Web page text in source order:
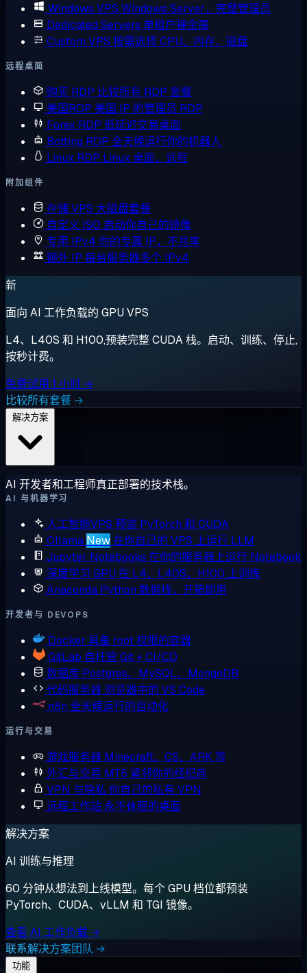
Windows VPS Windows Server，完整管理员
Dedicated Servers 单租户裸金属
Custom VPS 按需选择 CPU、内存、磁盘
远程桌面
购买 RDP 比较所有 RDP 套餐
美国RDP 美国 IP 的管理员 RDP
Forex RDP 低延迟交易桌面
Botting RDP 全天候运行你的机器人
Linux RDP Linux 桌面，远程
附加组件
存储 VPS 大磁盘套餐
自定义 ISO 启动你自己的镜像
专用 IPv4 你的专属 IP，不共享
额外 IP 每台服务器多个 IPv4
新
面向 AI 工作负载的 GPU VPS
L4、L40S 和 H100,预装完整 CUDA 栈。启动、训练、停止,
按秒计费。
免费试用 1 小时 →
比较所有套餐 →
AI 开发者和工程师真正部署的技术栈。
AI 与机器学习
人工智能VPS 预装 PyTorch 和 CUDA
Ollama New在你自己的 VPS 上运行 LLM
Jupyter Notebooks 在你的服务器上运行 Notebook
深度学习 GPU 在 L4、L40S、H100 上训练
Anaconda Python 数据栈，开箱即用
开发者与 DEVOPS
Docker 具备 root 权限的容器
GitLab 自托管 Git + CI/CD
数据库 Postgres、MySQL、MongoDB
代码服务器 浏览器中的 VS Code
n8n 全天候运行的自动化
运行与交易
游戏服务器 Minecraft、CS、ARK 等
外汇与交易 MT5 紧邻你的经纪商
VPN 与隐私 你自己的私有 VPN
远程工作站 永不休眠的桌面
解决方案
AI 训练与推理
60 分钟从想法到上线模型。每个 GPU 档位都预装
PyTorch、CUDA、vLLM 和 TGI 镜像。
查看 AI 工作负载 →
联系解决方案团队 →